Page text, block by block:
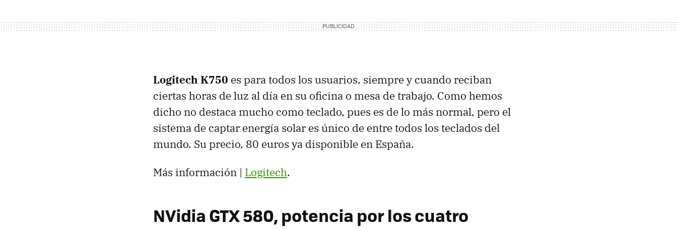
Logitech K750 es para todos los usuarios, siempre y cuando reciban
ciertas horas de luz al día en su oficina o mesa de trabajo. Como hemos
dicho no destaca mucho como teclado, pues es de lo más normal, pero el
sistema de captar energía solar es único de entre todos los teclados del
mundo. Su precio, 80 euros ya disponible en España.
Más información | Logitech.
NVidia GTX 580, potencia por los cuatro